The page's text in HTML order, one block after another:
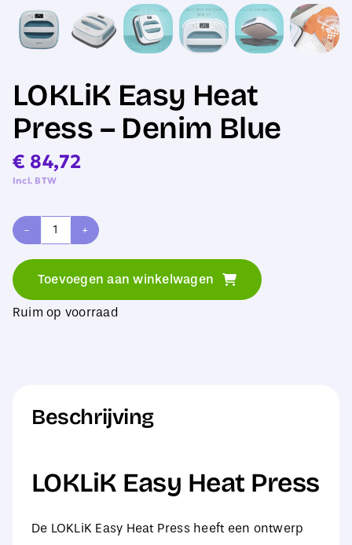
LOKLiK Easy Heat
Press – Denim Blue
€ 84,72
Incl. BTW
LOKLiK
Heat
Press
aantal
Toevoegen aan winkelwagen
Ruim op voorraad
Beschrijving
LOKLiK Easy Heat Press
De LOKLiK Easy Heat Press heeft een ontwerp